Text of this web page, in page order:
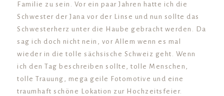
Familie zu sein. Vor ein paar Jahren hatte ich die
Schwester der Jana vor der Linse und nun sollte das
Schwesterherz unter die Haube gebracht werden. Da
sag ich doch nicht nein, vor Allem wenn es mal
wieder in die tolle sächsische Schweiz geht. Wenn
ich den Tag beschreiben sollte, tolle Menschen,
tolle Trauung, mega geile Fotomotive und eine
traumhaft schöne Lokation zur Hochzeitsfeier.